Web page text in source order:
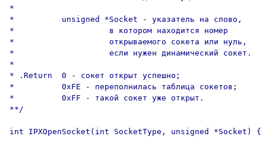
*
*          unsigned *Socket - указатель на слово,
*                    в котором находится номер
*                    открываемого сокета или нуль,
*                    если нужен динамический сокет.
*
* .Return  0 - сокет открыт успешно;
*          0xFE - переполнилась таблица сокетов;
*          0xFF - такой сокет уже открыт.
**/
int IPXOpenSocket(int SocketType, unsigned *Socket) {